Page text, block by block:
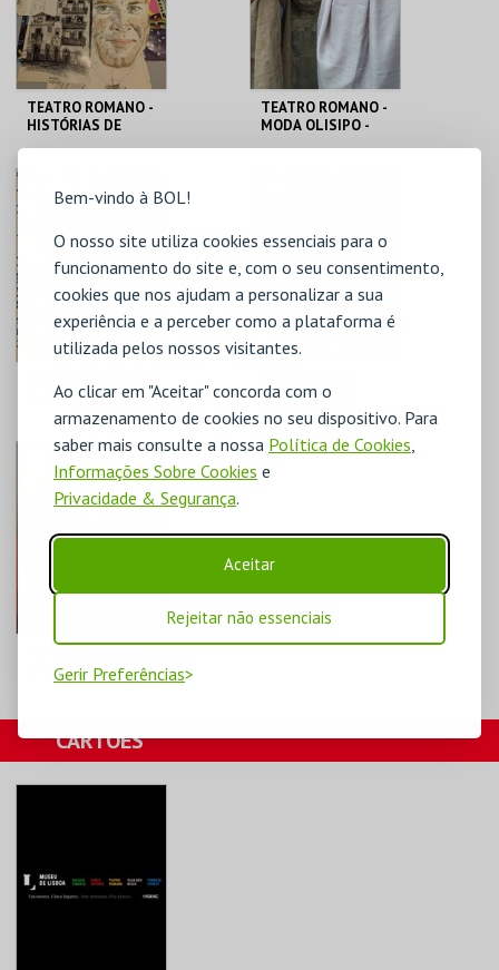
Bem-vindo à BOL!
O nosso site utiliza cookies essenciais para o
funcionamento do site e, com o seu consentimento,
cookies que nos ajudam a personalizar a sua
experiência e a perceber como a plataforma é
utilizada pelos nossos visitantes.
Ao clicar em "Aceitar" concorda com o
armazenamento de cookies no seu dispositivo. Para
saber mais consulte a nossa Política de Cookies
Informações Sobre Cookies e
Privacidade & Segurança.
Aceitar
Rejeitar não essenciais
Gerir Preferências
COMPRAR COMPRAR
TEATRO ROMANO -
HISTÓRIAS DE
ROMANO
MAIS INFO
COMPRAR
TEATRO ROMANO -
MODA OLISIPO -
MAIS INFO
COMPRAR
QUANTAS VIDAS
GUARDA UM
VISITA ORIENTADA
ML - TEATRO
ROMANO
RUA! PRAÇAS E
PAÇOS DAS
REVOLUÇÕES -
PERCURSO
ML - TEATRO
ROMANO
UMA CIDADE COM
2000 ANOS - VISITA
ROMANOCARTÕES